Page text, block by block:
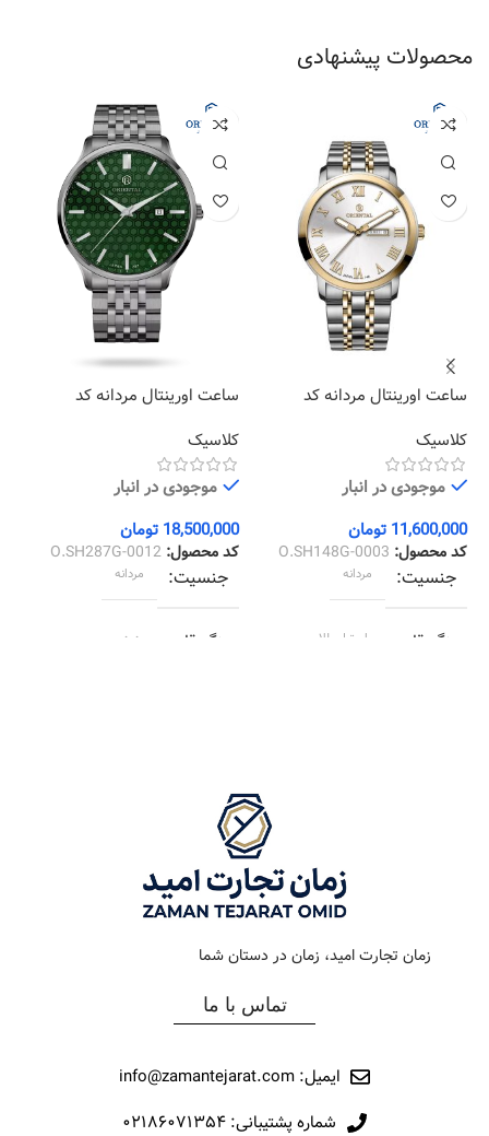
محصولات پیشنهادی
ساعت اورینتال مردانه کد
کلاسیک
موجودی در انبار
11,600,000 تومان
کد محصول: O.SH148G-0003
جنسیت مردانه
رنگ قاب استیل طلایی
کلاسیک
رفرانس 148
ساعت اورینتال مردانه کد
کلاسیک
موجودی در انبار
18,500,000 تومان
کد محصول: O.SH287G-0012
جنسیت مردانه
رنگ قاب دودی
جنس بند
نوع ساعت
رفرانس
برند
زمان تجارت امید، زمان در دستان شما
تماس با ما
ایمیل: info@zamantejarat.com
شماره پشتیبانی: ۰۲۱۸۶۰۷۱۳۵۴